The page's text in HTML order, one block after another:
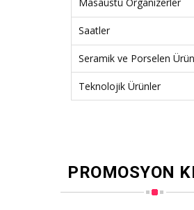
Masaüstü Organizerler
Saatler
Seramik ve Porselen
Teknolojik Ürünler
PROMOSYON